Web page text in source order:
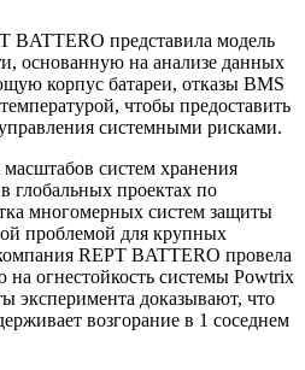
BATTERO представила модель
основанную на анализе данных
корпус батареи, отказы BMS
чтобы предоставить
системными рисками.
систем хранения
глобальных проектах по
многомерных систем защиты
проблемой для крупных
REPT BATTERO провела
огнестойкость системы Powtrix
эксперимента доказывают, что
возгорание в 1 соседнем